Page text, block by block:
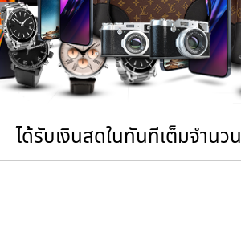
ได้รับเงินสดในทันทีเต็มจำนวน